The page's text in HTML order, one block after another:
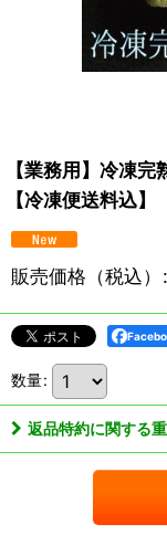
【業務用】冷凍
【冷凍便送料込】
販売価格（税込） :
数量:
返品特約に関する